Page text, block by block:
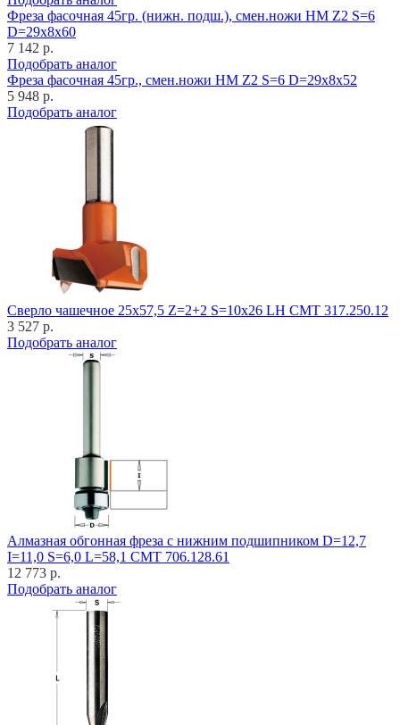
Фреза фасочная 45гр. (нижн. подш.), смен.ножи HM Z2 S=6
D=29x8x60
7 142 р.
Подобрать аналог
Фреза фасочная 45гр., смен.ножи HM Z2 S=6 D=29x8x52
5 948 р.
Подобрать аналог
Cверло чашечное 25x57,5 Z=2+2 S=10x26 LH CMT 317.250.12
3 527 р.
Подобрать аналог
Алмазная обгонная фреза с нижним подшипником D=12,7
I=11,0 S=6,0 L=58,1 CMT 706.128.61
12 773 р.
Подобрать аналог